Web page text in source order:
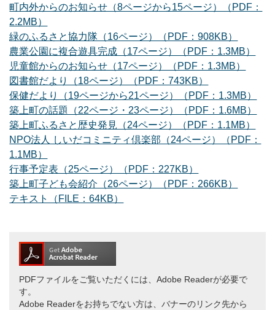
町内外からのお知らせ（8ページから15ページ）（PDF：
2.2MB）
緑のふるさと協力隊（16ページ）（PDF：908KB）
農業公園に複合遊具完成（17ページ）（PDF：1.3MB）
児童館からのお知らせ（17ページ）（PDF：1.3MB）
図書館だより（18ページ）（PDF：743KB）
保健だより（19ページから21ページ）（PDF：1.3MB）
築上町の話題（22ページ・23ページ）（PDF：1.6MB）
築上町ふるさと歴史発見（24ページ）（PDF：1.1MB）
NPO法人 しいだコミニティ倶楽部（24ページ）（PDF：
1.1MB）
行事予定表（25ページ）（PDF：227KB）
築上町子ども会紹介（26ページ）（PDF：266KB）
テキスト（FILE：64KB）
PDFファイルをご覧いただくには、Adobe Readerが必要で
す。
Adobe Readerをお持ちでない方は、バナーのリンク先から